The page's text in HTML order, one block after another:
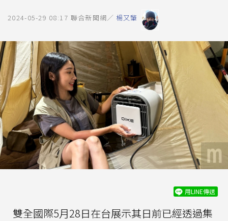
2024-05-29 08:17 聯合新聞網／ 楊又肇
用LINE傳送
雙全國際5月28日在台展示其日前已經透過集